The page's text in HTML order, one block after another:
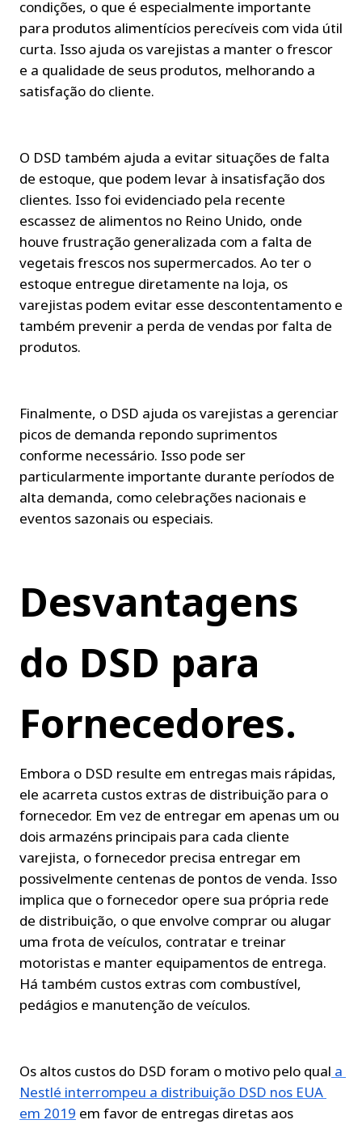
condições, o que é especialmente importante
para produtos alimentícios perecíveis com vida útil
curta. Isso ajuda os varejistas a manter o frescor
e a qualidade de seus produtos, melhorando a
satisfação do cliente.
O DSD também ajuda a evitar situações de falta
de estoque, que podem levar à insatisfação dos
clientes. Isso foi evidenciado pela recente
escassez de alimentos no Reino Unido, onde
houve frustração generalizada com a falta de
vegetais frescos nos supermercados. Ao ter o
estoque entregue diretamente na loja, os
varejistas podem evitar esse descontentamento e
também prevenir a perda de vendas por falta de
produtos.
Finalmente, o DSD ajuda os varejistas a gerenciar
picos de demanda repondo suprimentos
conforme necessário. Isso pode ser
particularmente importante durante períodos de
alta demanda, como celebrações nacionais e
eventos sazonais ou especiais.
Desvantagens
do DSD para
Fornecedores.
Embora o DSD resulte em entregas mais rápidas,
ele acarreta custos extras de distribuição para o
fornecedor. Em vez de entregar em apenas um ou
dois armazéns principais para cada cliente
varejista, o fornecedor precisa entregar em
possivelmente centenas de pontos de venda. Isso
implica que o fornecedor opere sua própria rede
de distribuição, o que envolve comprar ou alugar
uma frota de veículos, contratar e treinar
motoristas e manter equipamentos de entrega.
Há também custos extras com combustível,
pedágios e manutenção de veículos.
Os altos custos do DSD foram o motivo pelo qual a
Nestlé interrompeu a distribuição DSD nos EUA
em 2019 em favor de entregas diretas aos